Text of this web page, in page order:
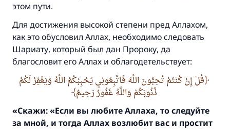
этом пути.
Для достижения высокой степени пред Аллахом,
как это обусловил Аллах, необходимо следовать
Шариату, который был дан Пророку, да
благословит его Аллах и облагодетельствует:
قُلْ إِنْ كُنْتُمْ تُحِبُّونَ اللَّهَ فَاتَّبِعُونِي يُحْبِبْكُمُ اللَّهُ وَيَغْفِرْ لَكُمْ
ذُنُوبَكُمْ وَاللَّهُ غَفُورٌ رَحِيمٌ
«Скажи:«Если вы любите Аллаха, то следуйте
за мной, и тогда Аллах возлюбит вас и простит